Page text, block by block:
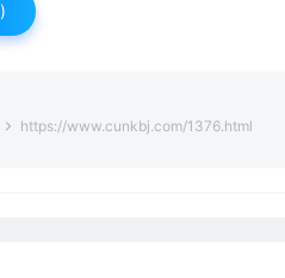
)
https://www.cunkbj.com/1376.html